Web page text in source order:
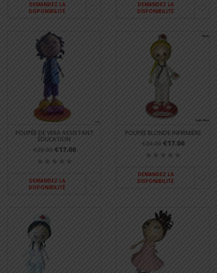
DEMANDEZ LA
DISPONIBILITÉ
DEMANDEZ LA
DISPONIBILITÉ
POUPÉE DE VERA ASSISTANT
ÉDUCATION
€20.00 €17.00
DEMANDEZ LA
DISPONIBILITÉ
POUPÉE BLONDE INFIRMIÈRE
€20.00 €17.00
DEMANDEZ LA
DISPONIBILITÉ